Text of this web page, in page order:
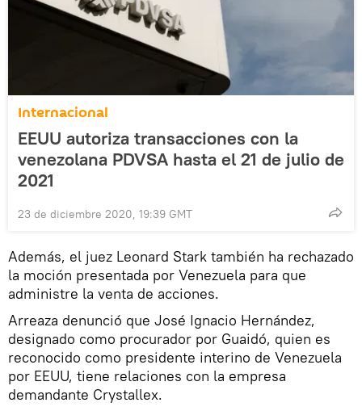
Internacional
EEUU autoriza transacciones con la
venezolana PDVSA hasta el 21 de julio de
2021
23 de diciembre 2020, 19:39 GMT
Además, el juez Leonard Stark también ha rechazado
la moción presentada por Venezuela para que
administre la venta de acciones.
Arreaza denunció que José Ignacio Hernández,
designado como procurador por Guaidó, quien es
reconocido como presidente interino de Venezuela
por EEUU, tiene relaciones con la empresa
demandante Crystallex.